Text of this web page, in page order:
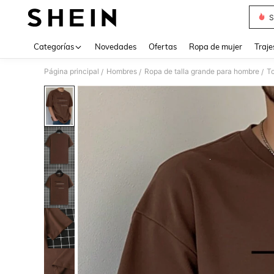
Categorías Novedades Ofertas Ropa de mujer
Página principal / Hombres / Ropa de talla grande para hombre /